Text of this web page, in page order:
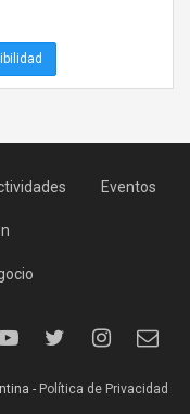
Eventos
- Política de Privacidad